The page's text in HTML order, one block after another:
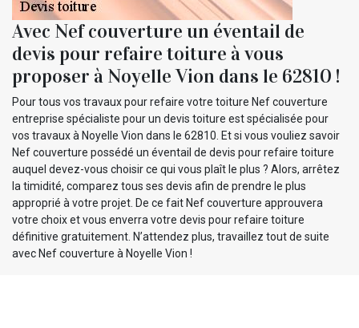
Avec Nef couverture un éventail de
devis pour refaire toiture à vous
proposer à Noyelle Vion dans le 62810 !
Pour tous vos travaux pour refaire votre toiture Nef couverture
entreprise spécialiste pour un devis toiture est spécialisée pour
vos travaux à Noyelle Vion dans le 62810. Et si vous vouliez savoir
Nef couverture possédé un éventail de devis pour refaire toiture
auquel devez-vous choisir ce qui vous plaît le plus ? Alors, arrêtez
la timidité, comparez tous ses devis afin de prendre le plus
approprié à votre projet. De ce fait Nef couverture approuvera
votre choix et vous enverra votre devis pour refaire toiture
définitive gratuitement. N’attendez plus, travaillez tout de suite
avec Nef couverture à Noyelle Vion !